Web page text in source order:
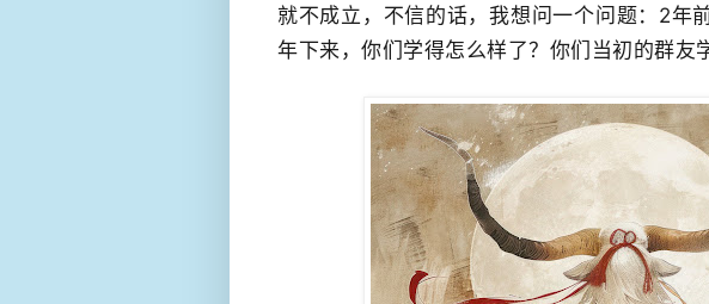
就不成立，不信的话，我想问一个问题：2年
年下来，你们学得怎么样了？​你们当初的群友